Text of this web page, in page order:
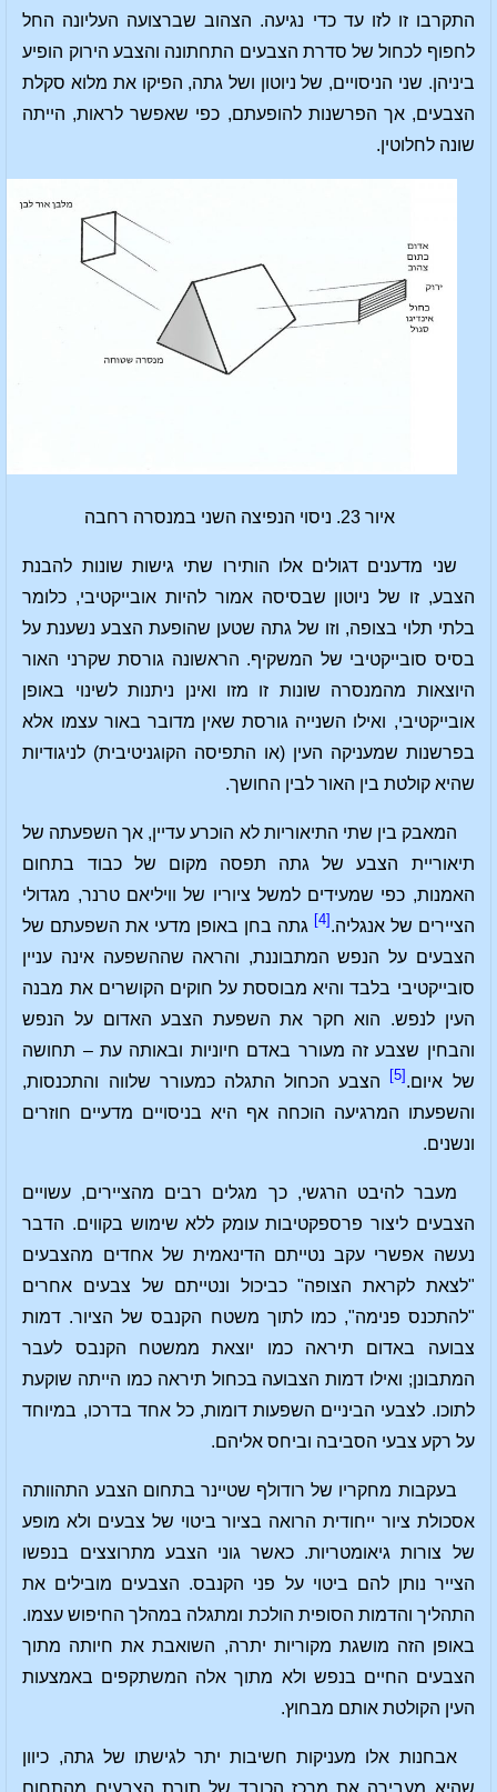
התקרבו זו לזו עד כדי נגיעה. הצהוב שברצועה העליונה החל
לחפוף לכחול של סדרת הצבעים התחתונה והצבע הירוק הופיע
ביניהן. שני הניסויים, של ניוטון ושל גתה, הפיקו את מלוא סקלת
הצבעים, אך הפרשנות להופעתם, כפי שאפשר לראות, הייתה
שונה לחלוטין.
איור 23. ניסוי הנפיצה השני במנסרה רחבה
שני מדענים דגולים אלו הותירו שתי גישות שונות להבנת
הצבע, זו של ניוטון שבסיסה אמור להיות אובייקטיבי, כלומר
בלתי תלוי בצופה, וזו של גתה שטען שהופעת הצבע נשענת על
בסיס סובייקטיבי של המשקיף. הראשונה גורסת שקרני האור
היוצאות מהמנסרה שונות זו מזו ואינן ניתנות לשינוי באופן
אובייקטיבי, ואילו השנייה גורסת שאין מדובר באור עצמו אלא
בפרשנות שמעניקה העין (או התפיסה הקוגניטיבית) לניגודיות
שהיא קולטת בין האור לבין החושך.
המאבק בין שתי התיאוריות לא הוכרע עדיין, אך השפעתה של
תיאוריית הצבע של גתה תפסה מקום של כבוד בתחום
האמנות, כפי שמעידים למשל ציוריו של וויליאם טרנר, מגדולי
הציירים של אנגליה. [4]
גתה בחן באופן מדעי את השפעתם של
הצבעים על הנפש המתבוננת, והראה שההשפעה אינה עניין
סובייקטיבי בלבד והיא מבוססת על חוקים הקושרים את מבנה
העין לנפש. הוא חקר את השפעת הצבע האדום על הנפש
והבחין שצבע זה מעורר באדם חיוניות ובאותה עת – תחושה
של איום. [5]
הצבע הכחול התגלה כמעורר שלווה והתכנסות,
והשפעתו המרגיעה הוכחה אף היא בניסויים מדעיים חוזרים
ונשנים.
מעבר להיבט הרגשי, כך מגלים רבים מהציירים, עשויים
הצבעים ליצור פרספקטיבות עומק ללא שימוש בקווים. הדבר
נעשה אפשרי עקב נטייתם הדינאמית של אחדים מהצבעים
"לצאת לקראת הצופה" כביכול ונטייתם של צבעים אחרים
"להתכנס פנימה", כמו לתוך משטח הקנבס של הציור. דמות
צבועה באדום תיראה כמו יוצאת ממשטח הקנבס לעבר
המתבונן; ואילו דמות הצבועה בכחול תיראה כמו הייתה שוקעת
לתוכו. לצבעי הביניים השפעות דומות, כל אחד בדרכו, במיוחד
על רקע צבעי הסביבה וביחס אליהם.
בעקבות מחקריו של רודולף שטיינר בתחום הצבע התהוותה
אסכולת ציור ייחודית הרואה בציור ביטוי של צבעים ולא מופע
של צורות גיאומטריות. כאשר גוני הצבע מתרוצצים בנפשו
הצייר נותן להם ביטוי על פני הקנבס. הצבעים מובילים את
התהליך והדמות הסופית הולכת ומתגלה במהלך החיפוש עצמו.
באופן הזה מושגת מקוריות יתרה, השואבת את חיותה מתוך
הצבעים החיים בנפש ולא מתוך אלה המשתקפים באמצעות
העין הקולטת אותם מבחוץ.
אבחנות אלו מעניקות חשיבות יתר לגישתו של גתה, כיוון
שהיא מעבירה את מרכז הכובד של תורת הצבעים מהתחום